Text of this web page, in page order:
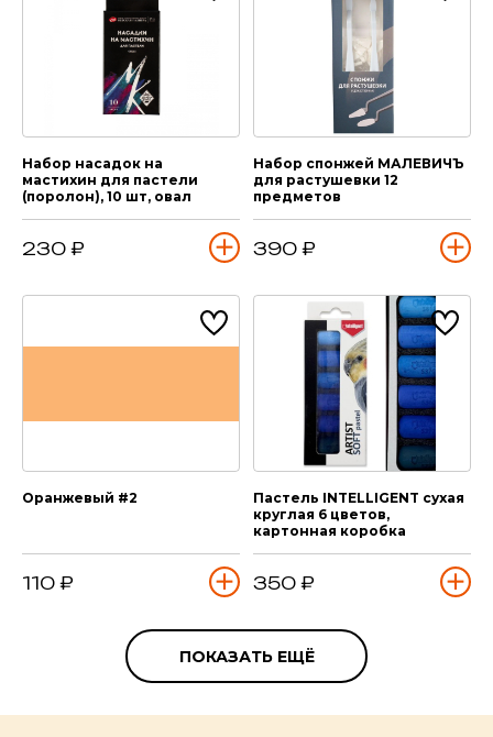
Набор насадок на
мастихин для пастели
(поролон), 10 шт, овал
230 ₽
Набор спонжей МАЛЕВИЧЪ
для растушевки 12
предметов
390 ₽
Оранжевый #2
110 ₽
Пастель INTELLIGENT сухая
круглая 6 цветов,
картонная коробка
350 ₽
ПОКАЗАТЬ ЕЩЁ